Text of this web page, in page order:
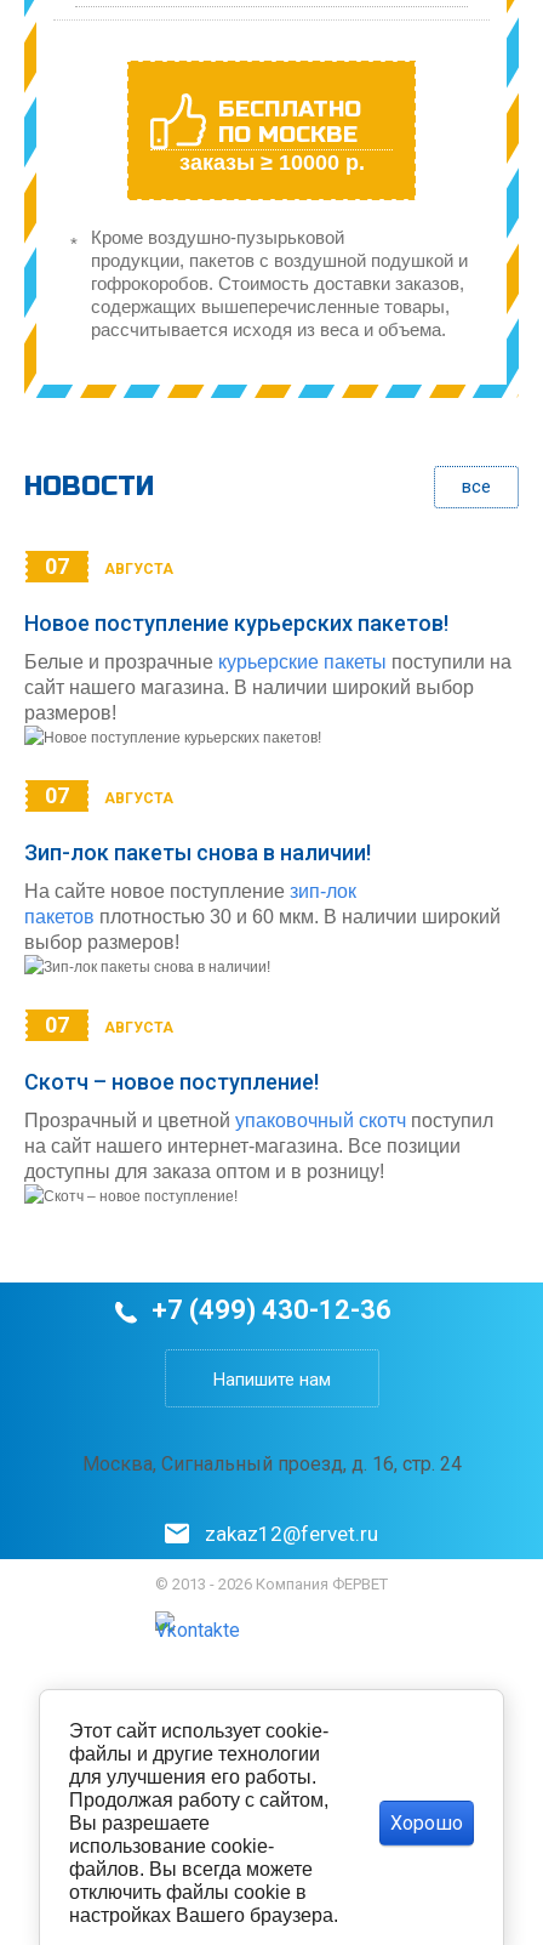
БЕСПЛАТНО
ПО МОСКВЕ
заказы ≥ 10000 р.
Кроме воздушно-пузырьковой
продукции, пакетов с воздушной подушкой и
гофрокоробов. Стоимость доставки заказов,
содержащих вышеперечисленные товары,
рассчитывается исходя из веса и объема.
НОВОСТИ все
07 АВГУСТА
Новое поступление курьерских пакетов!
Белые и прозрачные курьерские пакеты поступили на
сайт нашего магазина. В наличии широкий выбор
размеров!
07 АВГУСТА
Зип-лок пакеты снова в наличии!
На сайте новое поступление зип-лок
пакетов плотностью 30 и 60 мкм. В наличии широкий
выбор размеров!
07 АВГУСТА
Скотч – новое поступление!
Прозрачный и цветной упаковочный скотч поступил
на сайт нашего интернет-магазина. Все позиции
доступны для заказа оптом и в розницу!
+7 (499) 430-12-36
Напишите нам
Москва, Сигнальный проезд, д. 16, стр. 24
zakaz12@fervet.ru
© 2013 - 2026 Компания ФЕРВЕТ
Этот сайт использует cookie-
файлы и другие технологии
для улучшения его работы.
Продолжая работу с сайтом,
Вы разрешаете
использование cookie-
файлов. Вы всегда можете
отключить файлы cookie в
настройках Вашего браузера.
Хорошо